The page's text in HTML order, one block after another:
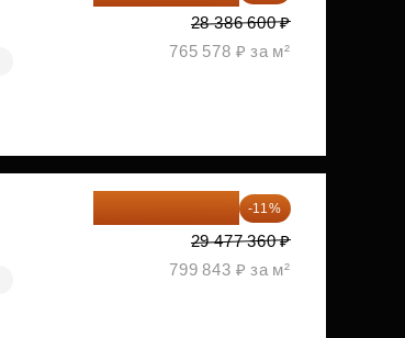
28 386 600 ₽
765 578 ₽ за м²
-11%
29 477 360 ₽
799 843 ₽ за м²